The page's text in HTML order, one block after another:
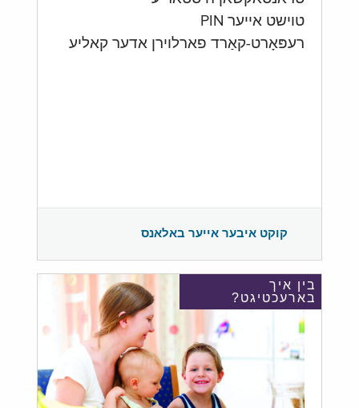
טוישט אייער PIN
רעפּאָרט-קאַרד פארלוירן אדער קאליע
קוקט איבער אייער באלאנס
בין איך
בארעכטיגט?